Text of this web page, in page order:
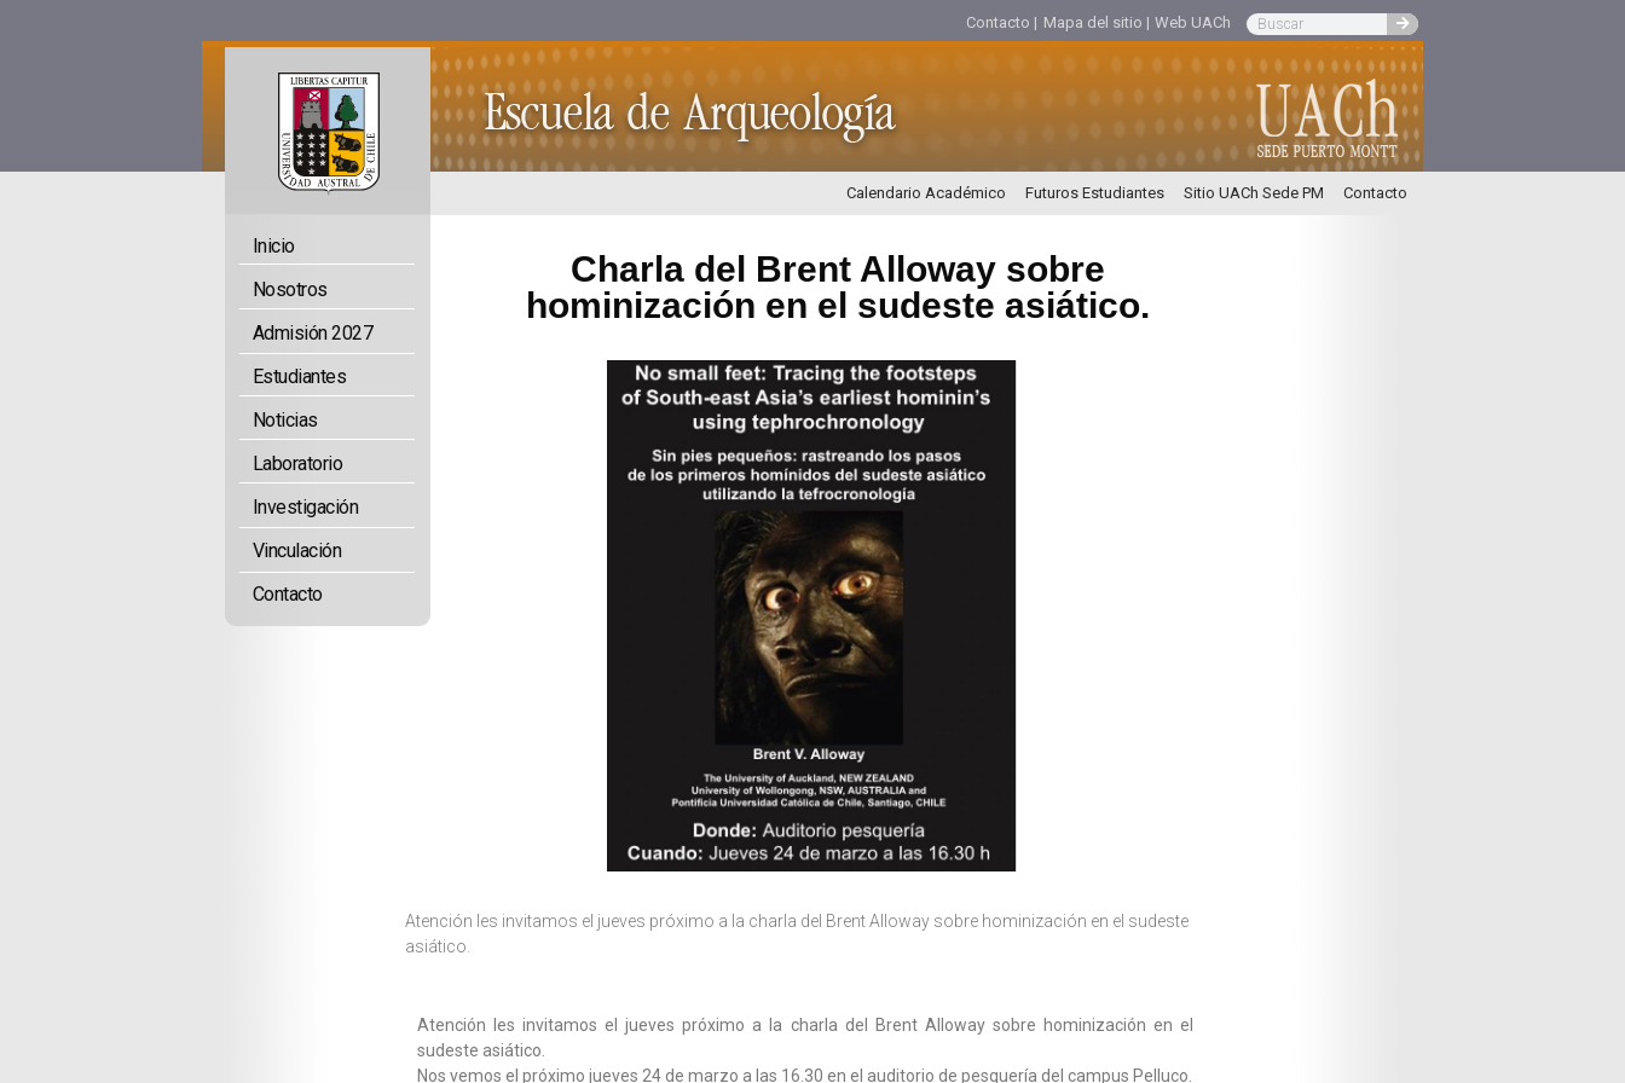
Contacto | Mapa del sitio | Web UACh
Calendario Académico Futuros Estudiantes Sitio UACh Sede PM Contacto
Inicio
Nosotros
Admisión 2027
Estudiantes
Noticias
Laboratorio
Investigación
Vinculación
Contacto
Charla del Brent Alloway sobre
hominización en el sudeste asiático.
Atención les invitamos el jueves próximo a la charla del Brent Alloway sobre hominización en el sudeste
asiático.
Atención les invitamos el jueves próximo a la charla del Brent Alloway sobre hominización en el
sudeste asiático.
Nos vemos el próximo jueves 24 de marzo a las 16.30 en el auditorio de pesquería del campus Pelluco.